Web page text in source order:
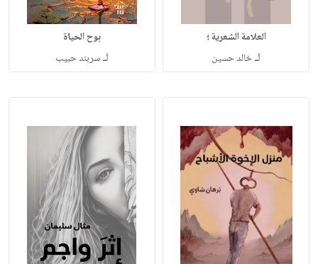
العلامة الشعرية ؛
لـخالد حسين
بوح الحياة
لـسربند حبيب